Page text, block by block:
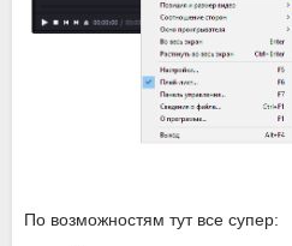
По возможностям тут все супер: